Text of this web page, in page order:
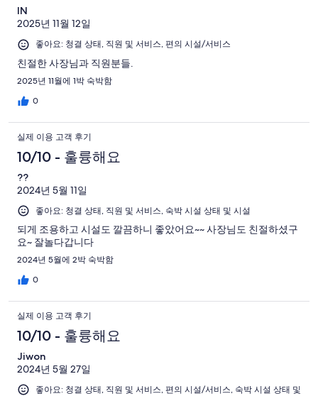
IN
2025년 11월 12일
좋아요: 청결 상태, 직원 및 서비스, 편의 시설/서비스
친절한 사장님과 직원분들.
2025년 11월에 1박 숙박함
0
실제 이용 고객 후기
10/10 - 훌륭해요
??
2024년 5월 11일
좋아요: 청결 상태, 직원 및 서비스, 숙박 시설 상태 및 시설
되게 조용하고 시설도 깔끔하니 좋았어요~~ 사장님도 친절하셨구
요~ 잘놀다갑니다
2024년 5월에 2박 숙박함
0
실제 이용 고객 후기
10/10 - 훌륭해요
Jiwon
2024년 5월 27일
좋아요: 청결 상태, 직원 및 서비스, 편의 시설/서비스, 숙박 시설 상태 및